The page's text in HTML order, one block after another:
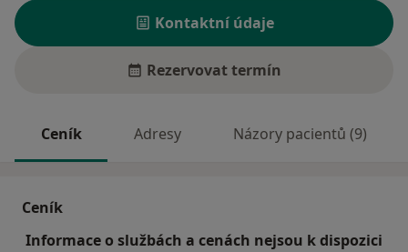
Kontaktní údaje
Rezervovat termín
Ceník Adresy Názory pacientů (9)
Ceník
Informace o službách a cenách nejsou k dispozici